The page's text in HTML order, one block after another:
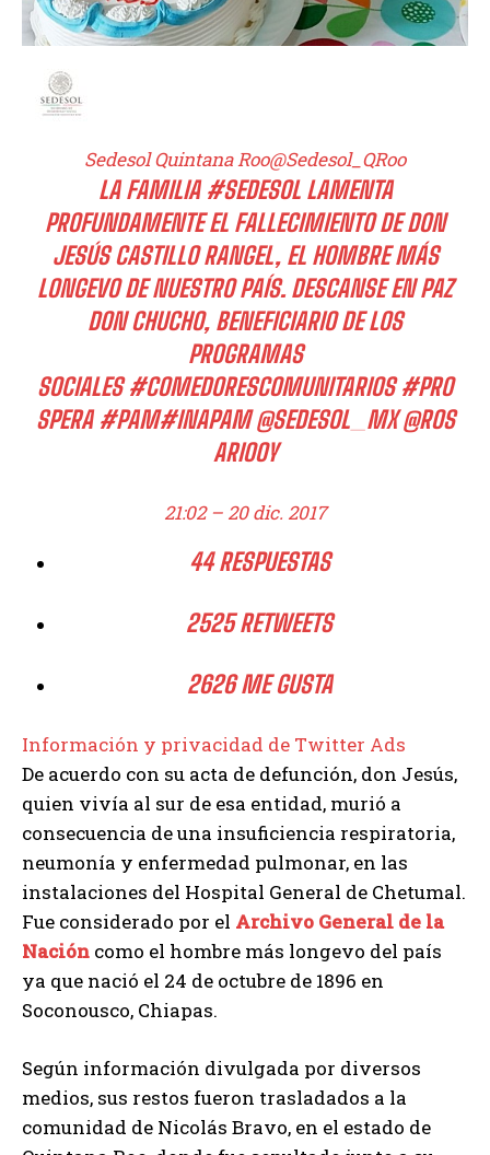
Sedesol Quintana Roo@Sedesol_QRoo
LA FAMILIA#SEDESOLLAMENTA
PROFUNDAMENTE EL FALLECIMIENTO DE DON
JESÚS CASTILLO RANGEL, EL HOMBRE MÁS
LONGEVO DE NUESTRO PAÍS. DESCANSE EN PAZ
DON CHUCHO, BENEFICIARIO DE LOS
PROGRAMAS
SOCIALES#COMEDORESCOMUNITARIOS #PRO
SPERA #PAM#INAPAM @SEDESOL_MX @ROS
ARIOOY
21:02 – 20 dic. 2017
44 RESPUESTAS
2525 RETWEETS
2626 ME GUSTA
Información y privacidad de Twitter Ads
De acuerdo con su acta de defunción, don Jesús,
quien vivía al sur de esa entidad, murió a
consecuencia de una insuficiencia respiratoria,
neumonía y enfermedad pulmonar, en las
instalaciones del Hospital General de Chetumal.
Fue considerado por el Archivo General de la
Nación como el hombre más longevo del país
ya que nació el 24 de octubre de 1896 en
Soconousco, Chiapas.
Según información divulgada por diversos
medios, sus restos fueron trasladados a la
comunidad de Nicolás Bravo, en el estado de